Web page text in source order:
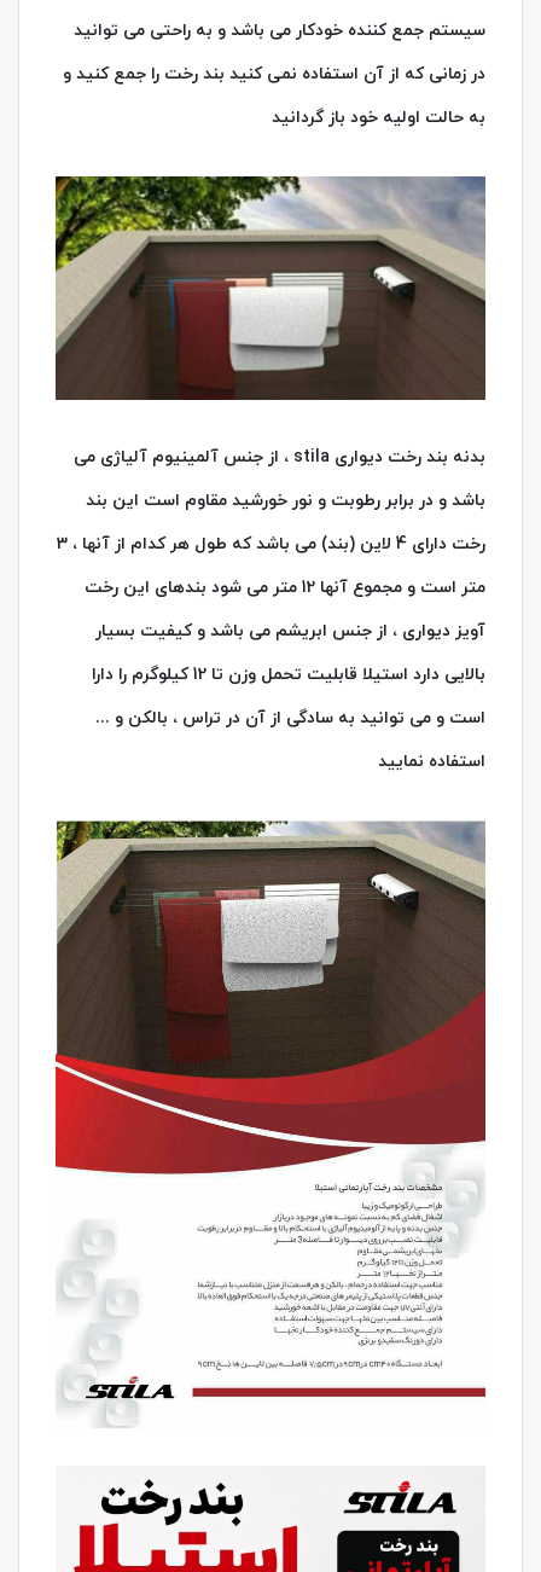
سیستم جمع کننده خودکار می باشد و به راحتی می توانید
در زمانی که از آن استفاده نمی کنید بند رخت را جمع کنید و
به حالت اولیه خود باز گردانید
بدنه بند رخت دیواری stila ، از جنس آلمینیوم آلیاژی می
باشد و در برابر رطوبت و نور خورشید مقاوم است این بند
رخت دارای 4 لاین (بند) می باشد که طول هر کدام از آنها ، 3
متر است و مجموع آنها 12 متر می شود بندهای این رخت
آویز دیواری ، از جنس ابریشم می باشد و کیفیت بسیار
بالایی دارد استیلا قابلیت تحمل وزن تا 12 کیلوگرم را دارا
است و می توانید به سادگی از آن در تراس ، بالکن و ...
استفاده نمایید